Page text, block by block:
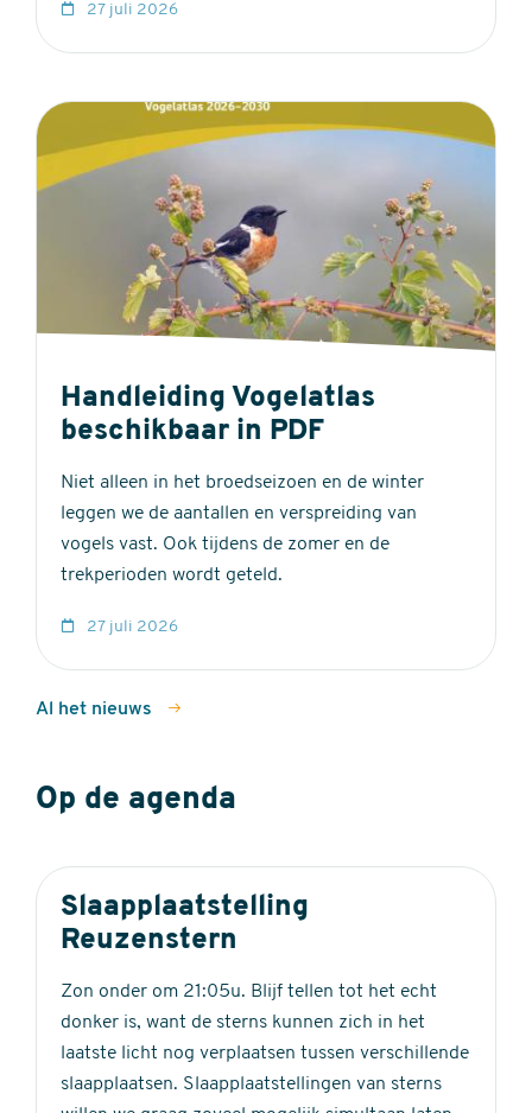
27 juli 2026
Handleiding Vogelatlas
beschikbaar in PDF
Niet alleen in het broedseizoen en de winter
leggen we de aantallen en verspreiding van
vogels vast. Ook tijdens de zomer en de
trekperioden wordt geteld.
27 juli 2026
Al het nieuws
Op de agenda
Slaapplaatstelling
Reuzenstern
Zon onder om 21:05u. Blijf tellen tot het echt
donker is, want de sterns kunnen zich in het
laatste licht nog verplaatsen tussen verschillende
slaapplaatsen. Slaapplaatstellingen van sterns